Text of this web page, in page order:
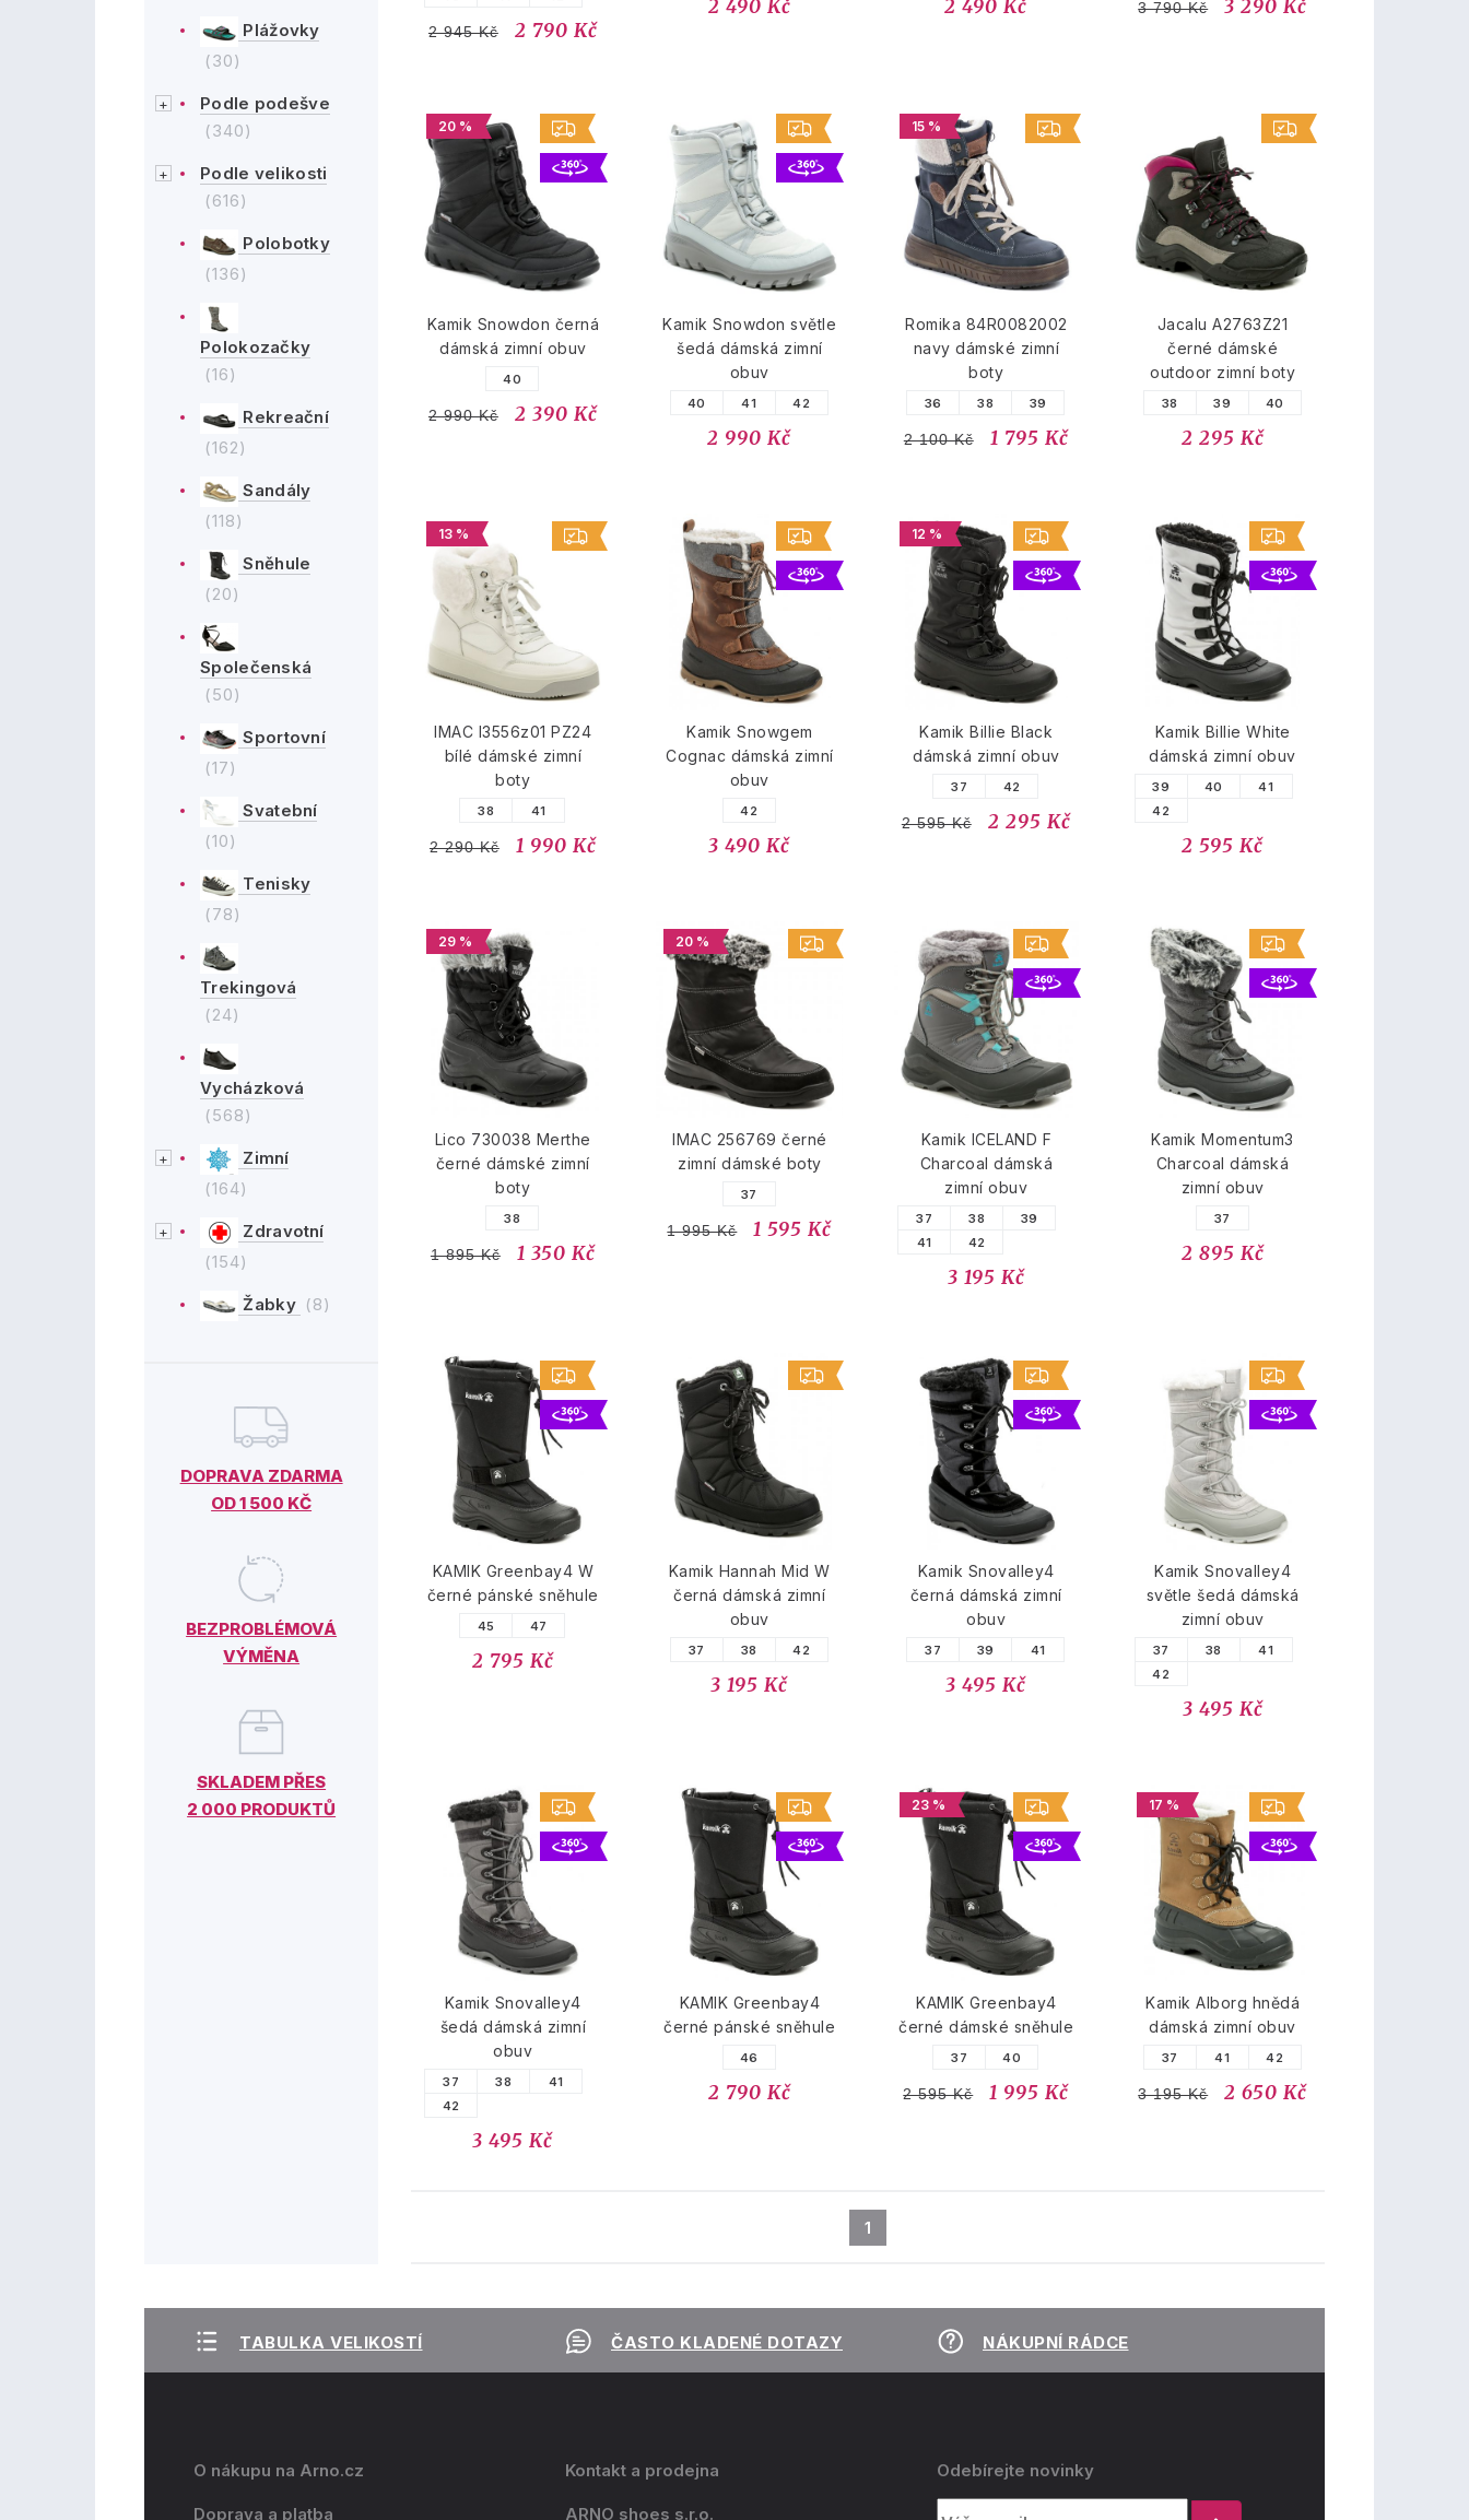
Plážovky
(30)
Podle podešve
(340)
Podle velikosti
(616)
Polobotky
(136)
Polokozačky
(16)
Rekreační
(162)
Sandály
(118)
Sněhule
(20)
Společenská
(50)
Sportovní
(17)
Svatební
(10)
Tenisky
(78)
Trekingová
(24)
Vycházková
(568)
Zimní
(164)
Zdravotní
(154)
Žabky (8)
DOPRAVA ZDARMA
OD 1 500 KČ
BEZPROBLÉMOVÁ
VÝMĚNA
SKLADEM PŘES
2 000 PRODUKTŮ
2 945 Kč 2 790 Kč
2 490 Kč 2 490 Kč 3 790 Kč 3 290 Kč
20 %
Kamik Snowdon černá
dámská zimní obuv
40
2 990 Kč 2 390 Kč
Kamik Snowdon světle
šedá dámská zimní
obuv
40 41 42
2 990 Kč
15 %
Romika 84R0082002
navy dámské zimní
boty
36 38 39
2 100 Kč 1 795 Kč
Jacalu A2763Z21
černé dámské
outdoor zimní boty
38 39 40
2 295 Kč
13 %
IMAC I3556z01 PZ24
bílé dámské zimní
boty
38 41
2 290 Kč 1 990 Kč
Kamik Snowgem
Cognac dámská zimní
obuv
42
3 490 Kč
12 %
Kamik Billie Black
dámská zimní obuv
37 42
2 595 Kč 2 295 Kč
Kamik Billie White
dámská zimní obuv
39 40
41
42
2 595 Kč
29 %
Lico 730038 Merthe
černé dámské zimní
boty
38
1 895 Kč 1 350 Kč
20 %
IMAC 256769 černé
zimní dámské boty
37
1 995 Kč 1 595 Kč
Kamik ICELAND F
Charcoal dámská
zimní obuv
37 38
39
41
42
3 195 Kč
Kamik Momentum3
Charcoal dámská
zimní obuv
37
2 895 Kč
KAMIK Greenbay4 W
černé pánské sněhule
45 47
2 795 Kč
Kamik Hannah Mid W
černá dámská zimní
obuv
37 38 42
3 195 Kč
Kamik Snovalley4
černá dámská zimní
obuv
37 39 41
3 495 Kč
Kamik Snovalley4
světle šedá dámská
zimní obuv
37 38
41
42
3 495 Kč
Kamik Snovalley4
šedá dámská zimní
obuv
37 38
41
42
3 495 Kč
KAMIK Greenbay4
černé pánské sněhule
46
2 790 Kč
23 %
KAMIK Greenbay4
černé dámské sněhule
37 40
2 595 Kč 1 995 Kč
17 %
Kamik Alborg hnědá
dámská zimní obuv
37 41 42
3 195 Kč 2 650 Kč
1
TABULKA VELIKOSTÍ ČASTO KLADENÉ DOTAZY NÁKUPNÍ RÁDCE
O nákupu na Arno.cz
Doprava a platba
Kontakt a prodejna
ARNO shoes s.r.o.
Odebírejte novinky